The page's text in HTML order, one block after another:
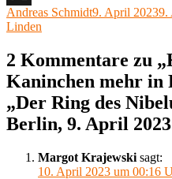
X
Autor
Andreas SchmidtVeröffentlicht
9. April 20239.
Linden
2 Kommentare zu
Kaninchen mehr in
„Der Ring des
Berlin, 9. April
Margot Krajewski sagt:
10. April 2023 um 00:16